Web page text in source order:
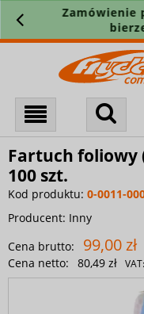
Zamówienie
Fartuch foliowy
100 szt.
Kod produktu: 0-0011-
Producent: Inny
Cena brutto:
99,00 zł
Cena netto: 80,49 zł VAT: